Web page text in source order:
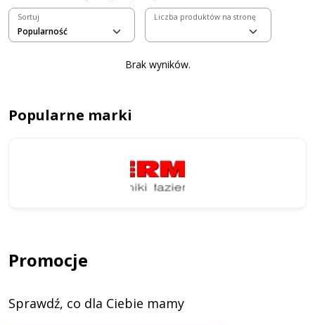
Sortuj Liczba produktów na stronę
Brak wyników.
Popularne marki
Promocje
Sprawdź, co dla Ciebie mamy